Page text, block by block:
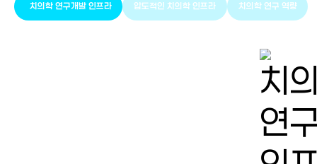
치의학 연구개발 인프라 압도적인 치의학 인프라 치의학 연구 역량